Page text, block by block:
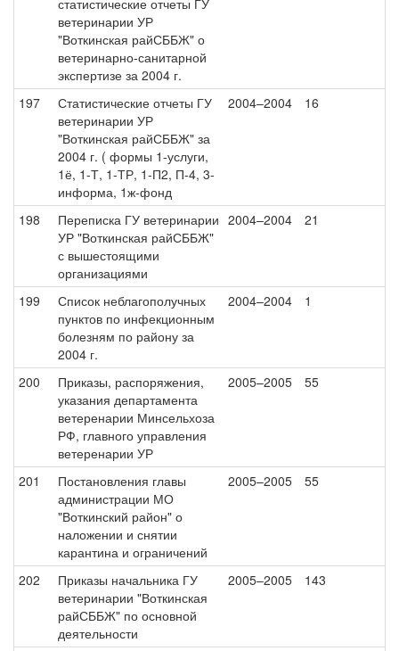
статистические отчеты ГУ
ветеринарии УР
"Воткинская райСББЖ" о
ветеринарно-санитарной
экспертизе за 2004 г.
197
Статистические отчеты ГУ
ветеринарии УР
"Воткинская райСББЖ" за
2004 г. ( формы 1-услуги,
1ё, 1-Т, 1-ТР, 1-П2, П-4, 3-
информа, 1ж-фонд
2004–2004 16
198
Переписка ГУ ветеринарии
УР "Воткинская райСББЖ"
с вышестоящими
организациями
2004–2004 21
199
Список неблагополучных
пунктов по инфекционным
болезням по району за
2004 г.
2004–2004 1
200
Приказы, распоряжения,
указания департамента
ветеренарии Минсельхоза
РФ, главного управления
ветеренарии УР
2005–2005 55
201
Постановления главы
администрации МО
"Воткинский район" о
наложении и снятии
карантина и ограничений
2005–2005 55
202
Приказы начальника ГУ
ветеринарии "Воткинская
райСББЖ" по основной
деятельности
2005–2005 143